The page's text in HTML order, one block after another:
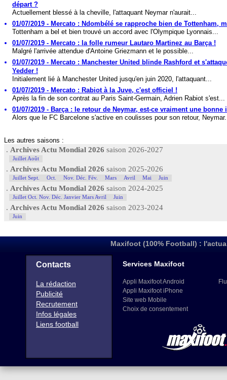
départ ?
Actuellement blessé à la cheville, l'attaquant Neymar n'aurait...
01/07/2019 - Mercato : Ndombélé se rapproche bien de Tottenham,
Tottenham a bel et bien trouvé un accord avec l'Olympique Lyonnais...
01/07/2019 - Mercato : la folle rumeur Lautaro Martinez au Barça !
Malgré l'arrivée attendue d'Antoine Griezmann et le possible...
01/07/2019 - Mercato : Manchester United blinde Rashford et
Yedder !
Initialement lié à Manchester United jusqu'en juin 2020, l'attaquant...
01/07/2019 - Mercato : Rabiot à la Juve, c'est officiel !
Après la fin de son contrat au Paris Saint-Germain, Adrien Rabiot s'est...
01/07/2019 - Barça : le retour de Neymar, est-ce vraiment une bonne
Alors que le FC Barcelone s'active en coulisses pour son retour,
Les autres saisons :
. Archives Actu Mondial 2026 saison 2026-2027
Juillet Août
. Archives Actu Mondial 2026 saison 2025-2026
Juillet Sept. Oct. Nov. Déc. Fév. Mars Avril Mai Juin
. Archives Actu Mondial 2026 saison 2024-2025
Juillet Oct. Nov. Déc. Janvier Mars Avril Juin
. Archives Actu Mondial 2026 saison 2023-2024
Juin
Maxifoot (100% Football) :
Contacts
La rédaction
Publicité
Recrutement
Infos légales
Liens football
Services Maxifoot
Appli Maxifoot Android
Appli Maxifoot iPhone
Site web Mobile
Choix de consentement